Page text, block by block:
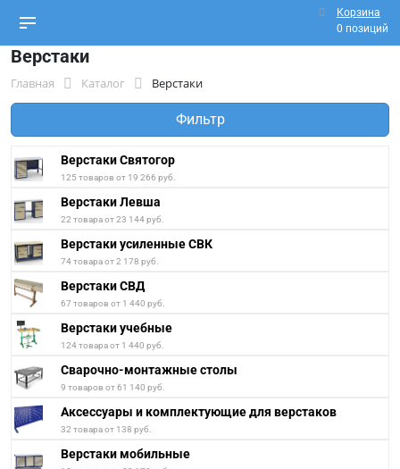
Корзина
0 позиций
Верстаки
Главная Каталог Верстаки
Фильтр
Верстаки Святогор
125 товаров от 19 266 руб.
Верстаки Левша
22 товара от 23 144 руб.
Верстаки усиленные СВК
74 товара от 2 178 руб.
Верстаки СВД
67 товаров от 1 440 руб.
Верстаки учебные
124 товара от 1 440 руб.
Сварочно-монтажные столы
9 товаров от 61 140 руб.
Аксессуары и комплектующие для верстаков
32 товара от 138 руб.
Верстаки мобильные